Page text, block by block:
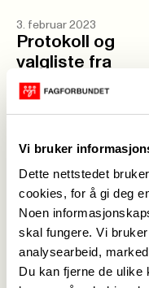
Vi bruker
Dette nettstedet
cookies, for å gi deg
Noen
skal fungere. Vi
analysearbeid,
Du kan fjerne de ulike
3. februar 2023
Protokoll og
valgliste fra
årsmøte 2023
Kunngjøring av
årsmøte 2023
1. juli 2022